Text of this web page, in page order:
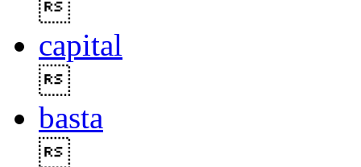
capital
basta